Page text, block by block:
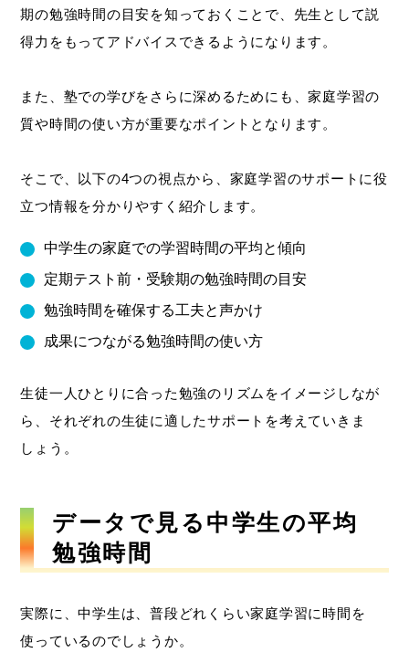
期の勉強時間の目安を知っておくことで、先生として説
得力をもってアドバイスできるようになります。
また、塾での学びをさらに深めるためにも、家庭学習の
質や時間の使い方が重要なポイントとなります。
そこで、以下の4つの視点から、家庭学習のサポートに役
立つ情報を分かりやすく紹介します。
中学生の家庭での学習時間の平均と傾向
定期テスト前・受験期の勉強時間の目安
勉強時間を確保する工夫と声かけ
成果につながる勉強時間の使い方
生徒一人ひとりに合った勉強のリズムをイメージしなが
ら、それぞれの生徒に適したサポートを考えていきま
しょう。
データで見る中学生の平均
勉強時間
実際に、中学生は、普段どれくらい家庭学習に時間を
使っているのでしょうか。